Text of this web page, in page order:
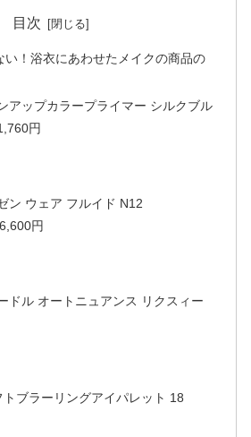
目次
い！浴衣にあわせたメイクの商品の
アップカラープライマー シルクブル
円
ン ウェア フルイド N12
円
ドル オートニュアンス リクスィー
トブラーリングアイパレット 18